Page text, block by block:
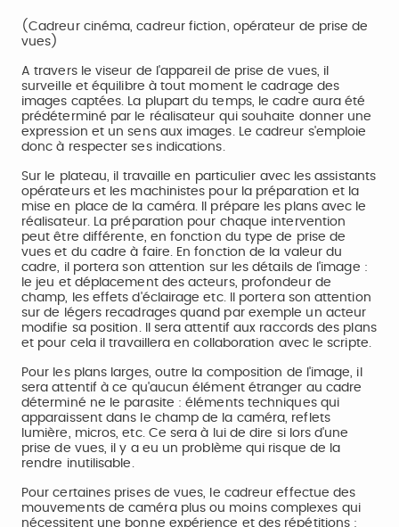
(Cadreur cinéma, cadreur fiction, opérateur de prise de
vues)
A travers le viseur de l'appareil de prise de vues, il
surveille et équilibre à tout moment le cadrage des
images captées. La plupart du temps, le cadre aura été
prédéterminé par le réalisateur qui souhaite donner une
expression et un sens aux images. Le cadreur s'emploie
donc à respecter ses indications.
Sur le plateau, il travaille en particulier avec les assistants
opérateurs et les machinistes pour la préparation et la
mise en place de la caméra. Il prépare les plans avec le
réalisateur. La préparation pour chaque intervention
peut être différente, en fonction du type de prise de
vues et du cadre à faire. En fonction de la valeur du
cadre, il portera son attention sur les détails de l'image :
le jeu et déplacement des acteurs, profondeur de
champ, les effets d'éclairage etc. Il portera son attention
sur de légers recadrages quand par exemple un acteur
modifie sa position. Il sera attentif aux raccords des plans
et pour cela il travaillera en collaboration avec le scripte.
Pour les plans larges, outre la composition de l'image, il
sera attentif à ce qu'aucun élément étranger au cadre
déterminé ne le parasite : éléments techniques qui
apparaissent dans le champ de la caméra, reflets
lumière, micros, etc. Ce sera à lui de dire si lors d'une
prise de vues, il y a eu un problème qui risque de la
rendre inutilisable.
Pour certaines prises de vues, le cadreur effectue des
mouvements de caméra plus ou moins complexes qui
nécessitent une bonne expérience et des répétitions :